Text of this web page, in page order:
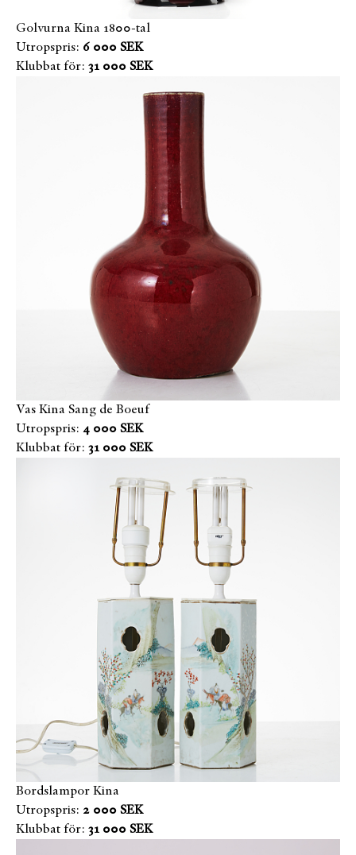
Golvurna Kina 1800-tal
Utropspris: 6 000 SEK
Klubbat för: 31 000 SEK
Vas Kina Sang de Boeuf
Utropspris: 4 000 SEK
Klubbat för: 31 000 SEK
Bordslampor Kina
Utropspris: 2 000 SEK
Klubbat för: 31 000 SEK